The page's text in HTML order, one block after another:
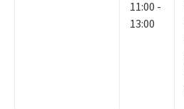
11:00 -
13:00